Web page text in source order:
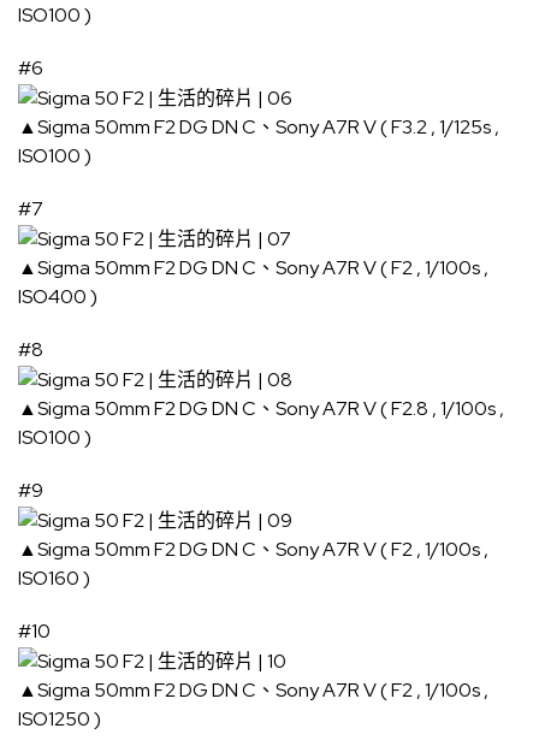
ISO100 )
#6
▲Sigma 50mm F2 DG DN C、Sony A7R V ( F3.2 , 1/125s ,
ISO100 )
#7
▲Sigma 50mm F2 DG DN C、Sony A7R V ( F2 , 1/100s ,
ISO400 )
#8
▲Sigma 50mm F2 DG DN C、Sony A7R V ( F2.8 , 1/100s ,
ISO100 )
#9
▲Sigma 50mm F2 DG DN C、Sony A7R V ( F2 , 1/100s ,
ISO160 )
#10
▲Sigma 50mm F2 DG DN C、Sony A7R V ( F2 , 1/100s ,
ISO1250 )